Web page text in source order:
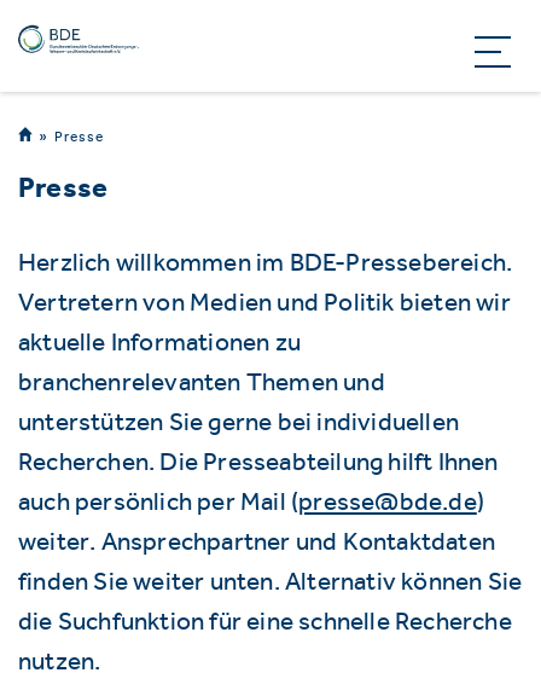
Presse
Presse
Herzlich willkommen im BDE-Pressebereich.
Vertretern von Medien und Politik bieten wir
aktuelle Informationen zu
branchenrelevanten Themen und
unterstützen Sie gerne bei individuellen
Recherchen. Die Presseabteilung hilft Ihnen
auch persönlich per Mail (presse@bde.de)
weiter. Ansprechpartner und Kontaktdaten
finden Sie weiter unten. Alternativ können Sie
die Suchfunktion für eine schnelle Recherche
nutzen.